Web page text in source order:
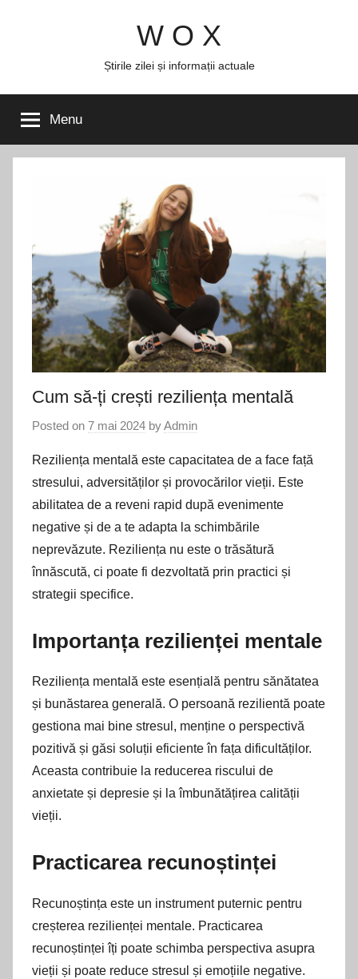
W O X
Știrile zilei și informații actuale
Menu
Cum să-ți crești reziliența mentală
Posted on 7 mai 2024 byAdmin
Reziliența mentală este capacitatea de a face față
stresului, adversităților și provocărilor vieții. Este
abilitatea de a reveni rapid după evenimente
negative și de a te adapta la schimbările
neprevăzute. Reziliența nu este o trăsătură
înnăscută, ci poate fi dezvoltată prin practici și
strategii specifice.
Importanța rezilienței mentale
Reziliența mentală este esențială pentru sănătatea
și bunăstarea generală. O persoană rezilientă poate
gestiona mai bine stresul, menține o perspectivă
pozitivă și găsi soluții eficiente în fața dificultăților.
Aceasta contribuie la reducerea riscului de
anxietate și depresie și la îmbunătățirea calității
vieții.
Practicarea recunoștinței
Recunoștința este un instrument puternic pentru
creșterea rezilienței mentale. Practicarea
recunoștinței îți poate schimba perspectiva asupra
vieții și poate reduce stresul și emoțiile negative.